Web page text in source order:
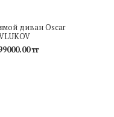
диван Oscar
тг